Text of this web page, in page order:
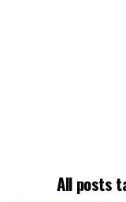
All posts